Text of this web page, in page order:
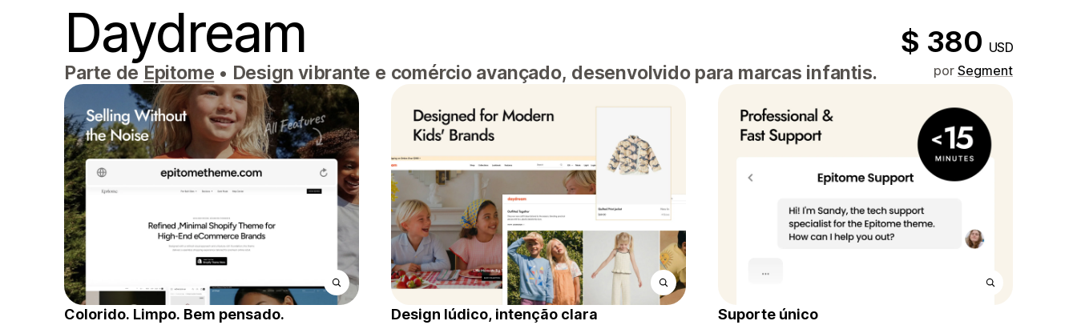
Daydream $ 380 USD
Parte de Epitome • Design vibrante e comércio avançado, desenvolvido para marcas infantis. por Segment
Colorido. Limpo. Bem pensado.
Design lúdico, intenção clara
Suporte único